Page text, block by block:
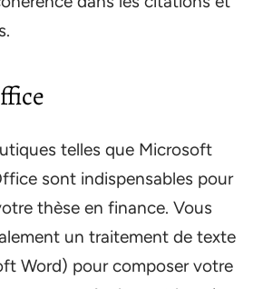
telles que Microsoft
sont indispensables pour
thèse en finance. Vous
un traitement de texte
Word) pour composer votre